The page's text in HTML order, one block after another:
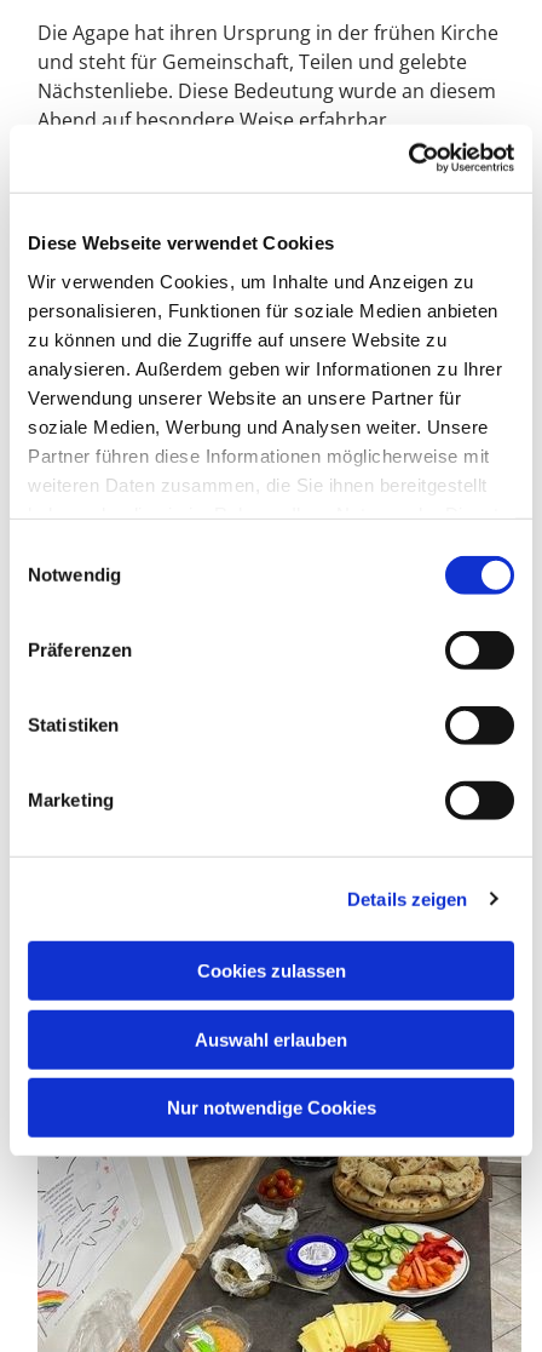
Diese Webseite verwendet Cookies
Wir verwenden Cookies, um Inhalte und Anzeigen zu
personalisieren, Funktionen für soziale Medien anbieten
zu können und die Zugriffe auf unsere Website zu
analysieren. Außerdem geben wir Informationen zu Ihrer
Verwendung unserer Website an unsere Partner für
soziale Medien, Werbung und Analysen weiter. Unsere
Partner führen diese Informationen möglicherweise mit
weiteren Daten zusammen, die Sie ihnen bereitgestellt
Notwendig
Präferenzen
Statistiken
Marketing
Details zeigen
Cookies zulassen
Auswahl erlauben
Nur notwendige Cookies
Die Agape hat ihren Ursprung in der frühen Kirche
und steht für Gemeinschaft, Teilen und gelebte
Nächstenliebe. Diese Bedeutung wurde an diesem
Abend auf besondere Weise erfahrbar.
Stille Angebote im Kirchenraum luden zudem zur
persönlichen Besinnung ein und schufen eine
und innerer Einkehr.
Den Abschluss bildete die Komplet um 22 Uhr, das
Nachtgebet der Kirche, in dem der Tag in ruhiger
und würdevoller Stimmung gemeinsam vor Gott
gebracht wurde.
Die Agape zeigte einmal mehr, wie lebendig das
Miteinander in der Gemeinde ist: Glaube wächst
nicht nur in der Liturgie, sondern auch in der
Gemeinschaft. Ein herzliches Dankeschön gilt allen
ermöglicht haben.